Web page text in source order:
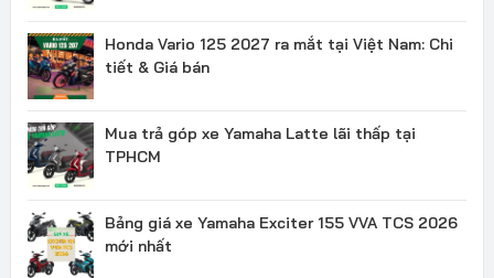
Honda Vario 125 2027 ra mắt tại Việt Nam: Chi
tiết & Giá bán
Mua trả góp xe Yamaha Latte lãi thấp tại
TPHCM
Bảng giá xe Yamaha Exciter 155 VVA TCS 2026
mới nhất